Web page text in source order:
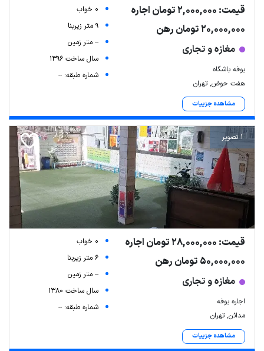
قیمت: 2,000,000 تومان اجاره
20,000,000 تومان رهن
مغازه و تجاری
بوفه باشگاه
هفت حوض, تهران
مشاهده جزییات
0 خواب
9 متر زیربنا
-- متر زمین
سال ساخت 1396
شماره طبقه: --
1 تصویر
قیمت: 28,000,000 تومان اجاره
50,000,000 تومان رهن
مغازه و تجاری
اجاره بوفه
مدائن, تهران
مشاهده جزییات
0 خواب
6 متر زیربنا
-- متر زمین
سال ساخت 1380
شماره طبقه: --